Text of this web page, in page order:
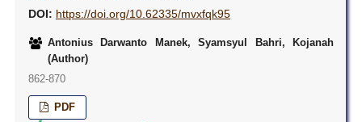
DOI: https://doi.org/10.62335/mvxfqk95
Antonius Darwanto Manek, Syamsyul Bahri, Kojanah
(Author)
862-870
PDF